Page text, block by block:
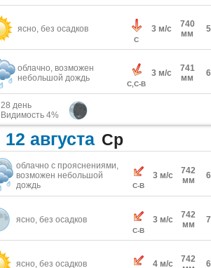
ясно, без осадков
С
3 м/с
740
мм
облачно, возможен
небольшой дождь
С,С-В
3 м/с
741
мм
28 день
Видимость 4%
12 августа Ср
облачно с прояснениями,
возможен небольшой
дождь
С-В
3 м/с
742
мм
ясно, без осадков
С-В
3 м/с
742
мм
ясно, без осадков 4 м/с
742